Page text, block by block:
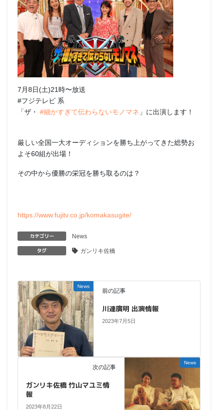
7月8日(土)21時〜放送
#フジテレビ 系
「ザ・ #細かすぎて伝わらないモノマネ 」に出演します！
厳しい全国一大オーディションを勝ち上がってきた総勢お
よそ60組が出場！
その中から優勝の栄冠を勝ち取るのは？
https://www.fujitv.co.jp/komakasugite/
カテゴリー News
タグ ガンリキ佐橋
News
前の記事
川連廣明 出演情報
2023年7月5日
News
次の記事
ガンリキ佐橋 竹山マユミ情
報
2023年8月22日